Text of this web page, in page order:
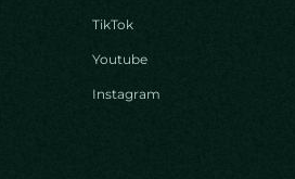
TikTok
Youtube
Instagram